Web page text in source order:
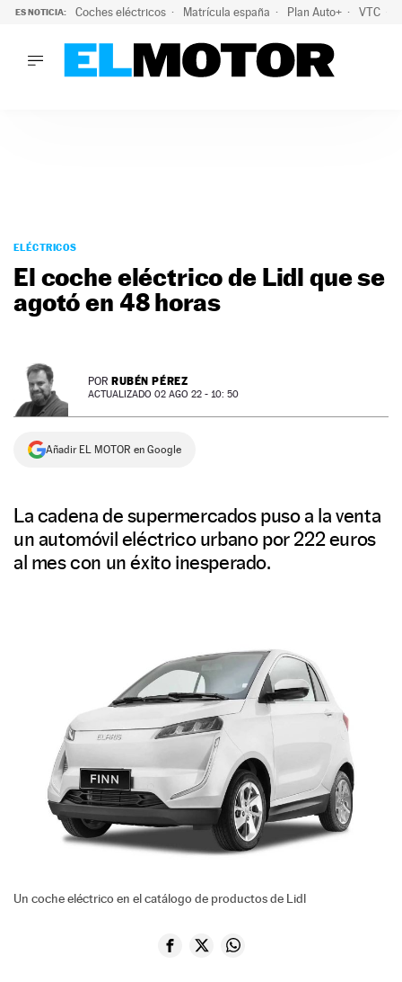
ES NOTICIA: Coches eléctricos Matrícula españa Plan Auto+ VTC
PODCAST
MOTOS
TECNOLOGÍA
SUPERCOCHES
PREMIOS
SERVICIOS
ELÉCTRICOS
El coche eléctrico de Lidl que se
agotó en 48 horas
POR RUBÉN PÉREZ
ACTUALIZADO 02 AGO 22 - 10: 50
Añadir EL MOTOR en Google
La cadena de supermercados puso a la venta
un automóvil eléctrico urbano por 222 euros
al mes con un éxito inesperado.
Un coche eléctrico en el catálogo de productos de Lidl